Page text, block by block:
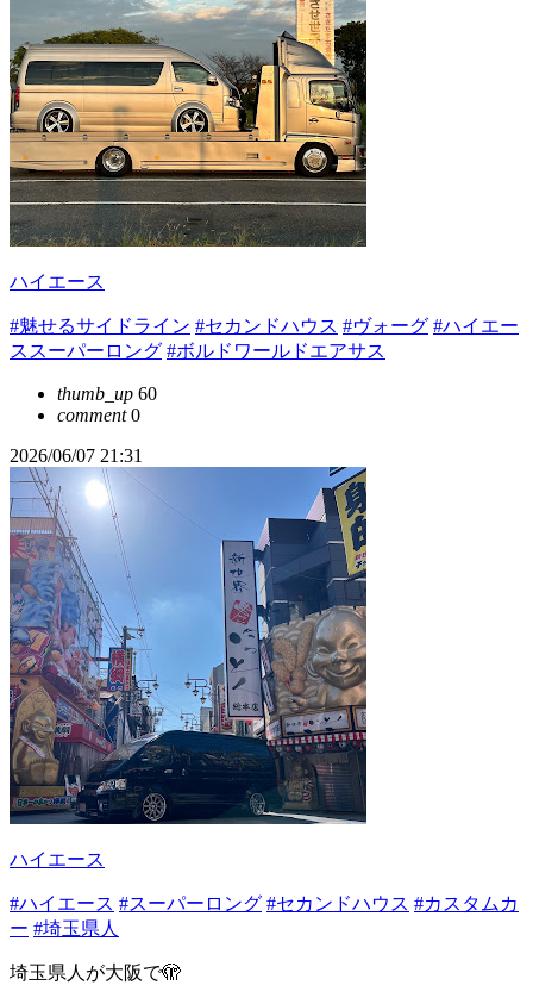
ハイエース
#魅せるサイドライン #セカンドハウス #ヴォーグ #ハイエー
ススーパーロング #ボルドワールドエアサス
thumb_up 60
comment0
2026/06/07 21:31
ハイエース
#ハイエース #スーパーロング #セカンドハウス #カスタムカ
ー #埼玉県人
埼玉県人が大阪で🫣